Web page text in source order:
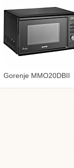
Gorenje MMO20DBII